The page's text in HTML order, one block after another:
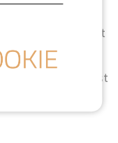
a hatás, amit
kapnál.
(kék lapok, farost